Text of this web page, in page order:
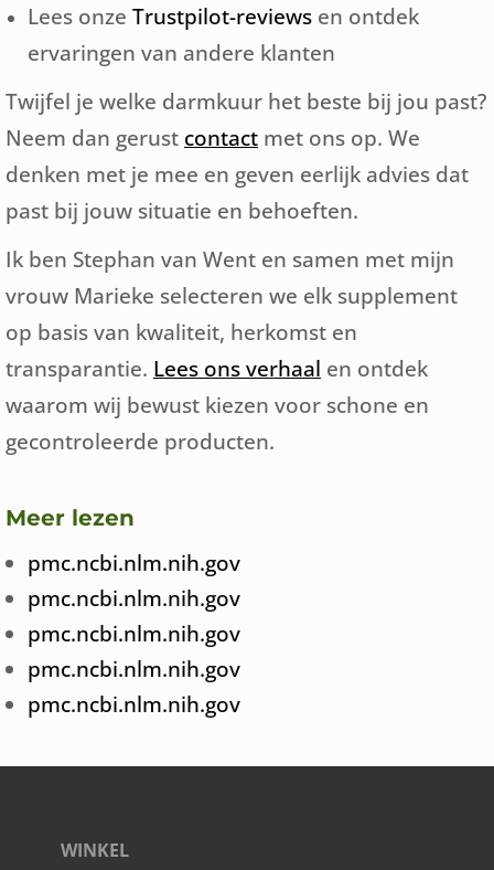
Lees onze Trustpilot-reviews en ontdek
ervaringen van andere klanten
Twijfel je welke darmkuur het beste bij jou past?
Neem dan gerust contact met ons op. We
denken met je mee en geven eerlijk advies dat
past bij jouw situatie en behoeften.
Ik ben Stephan van Went en samen met mijn
vrouw Marieke selecteren we elk supplement
op basis van kwaliteit, herkomst en
transparantie. Lees ons verhaal en ontdek
waarom wij bewust kiezen voor schone en
gecontroleerde producten.
Meer lezen
pmc.ncbi.nlm.nih.gov
pmc.ncbi.nlm.nih.gov
pmc.ncbi.nlm.nih.gov
pmc.ncbi.nlm.nih.gov
pmc.ncbi.nlm.nih.gov
WINKEL